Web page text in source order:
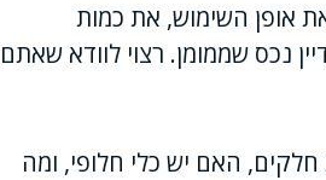
אופן השימוש, את כמות
נכס שממומן. רצוי לוודא שאתם
האם יש כלי חלופי, ומה